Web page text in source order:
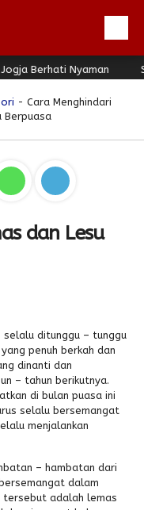
Berhati Nyaman
- Cara Menghindari
Berpuasa
dan Lesu
selalu ditunggu – tunggu
penuh berkah dan
dinanti dan
– tahun berikutnya.
di bulan puasa ini
selalu bersemangat
menjalankan
– hambatan dari
dalam
tersebut adalah lemas